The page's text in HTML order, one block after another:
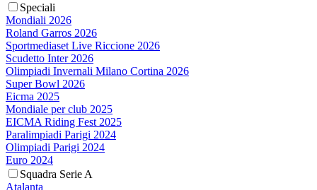
Speciali
Mondiali 2026
Roland Garros 2026
Sportmediaset Live Riccione 2026
Scudetto Inter 2026
Olimpiadi Invernali Milano Cortina 2026
Super Bowl 2026
Eicma 2025
Mondiale per club 2025
EICMA Riding Fest 2025
Paralimpiadi Parigi 2024
Olimpiadi Parigi 2024
Euro 2024
Squadra Serie A
Atalanta